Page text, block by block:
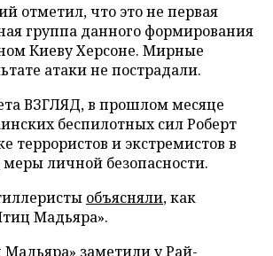
отметил, что это не первая
группа данного формирования
Киеву Херсоне. Мирные
атаки не пострадали.
ВЗГЛЯД, в прошлом месяце
беспилотных сил Роберт
террористов и экстремистов в
меры личной безопасности.
объясняли, как
Мадьяра».
Мадьяра» заметилиу Рай-